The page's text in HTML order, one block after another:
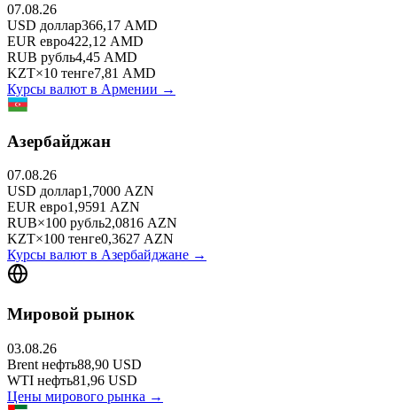
07.08.26
USD доллар366,17 AMD
EUR евро422,12 AMD
RUB рубль4,45 AMD
KZT×10 тенге7,81 AMD
Курсы валют в Армении →
Азербайджан
07.08.26
USD доллар1,7000 AZN
EUR евро1,9591 AZN
RUB×100 рубль2,0816 AZN
KZT×100 тенге0,3627 AZN
Курсы валют в Азербайджане →
Мировой рынок
03.08.26
Brent нефть88,90 USD
WTI нефть81,96 USD
Цены мирового рынка →